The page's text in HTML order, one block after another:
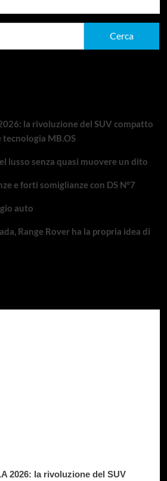
la rivoluzione del SUV compatto
MB.OS
lusso senza quasi muovere un dito
e forti somiglianze con DS N°7
auto
Range Rover ha la propria idea di
2026: la rivoluzione del SUV